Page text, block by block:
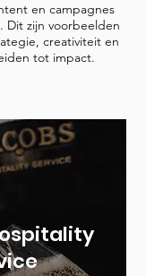
en campagnes
Dit zijn voorbeelden
creativiteit en
tot impact.